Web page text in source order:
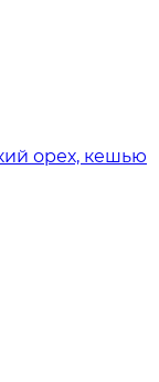
орех, кешью